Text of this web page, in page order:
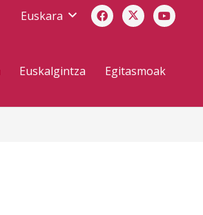
Euskara
Euskalgintza Egitasmoak